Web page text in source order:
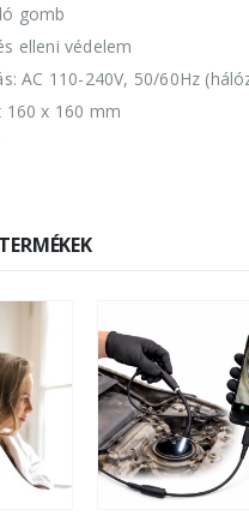
gomb
elleni védelem
AC 110-240V, 50/60Hz
160 x 160 mm